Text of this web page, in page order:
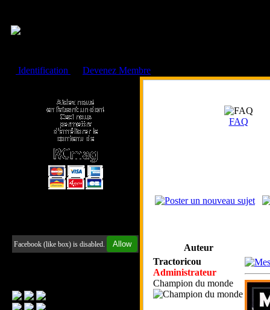
Identification
Devenez Membre
Facebook (like box) is disabled. Allow
FAQ
Auteur
Tractoricou
Administrateur
Champion du monde